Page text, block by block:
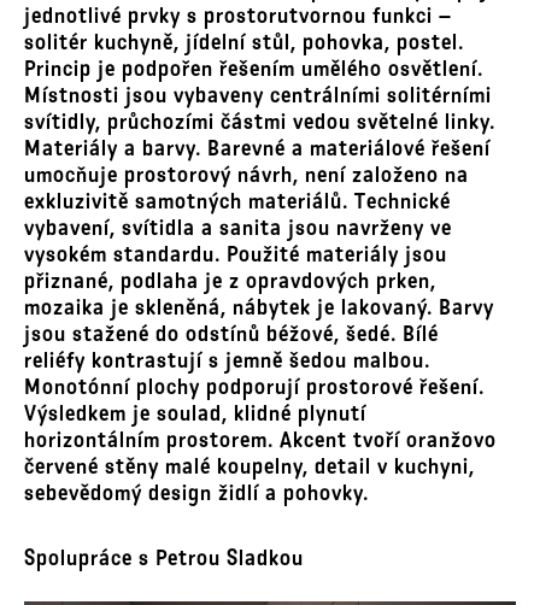
jednotlivé prvky s prostorutvornou funkci –
solitér kuchyně, jídelní stůl, pohovka, postel.
Princip je podpořen řešením umělého osvětlení.
Místnosti jsou vybaveny centrálními solitérními
svítidly, průchozími částmi vedou světelné linky.
Materiály a barvy. Barevné a materiálové řešení
umocňuje prostorový návrh, není založeno na
exkluzivitě samotných materiálů. Technické
vybavení, svítidla a sanita jsou navrženy ve
vysokém standardu. Použité materiály jsou
přiznané, podlaha je z opravdových prken,
mozaika je skleněná, nábytek je lakovaný. Barvy
jsou stažené do odstínů béžové, šedé. Bílé
reliéfy kontrastují s jemně šedou malbou.
Monotónní plochy podporují prostorové řešení.
Výsledkem je soulad, klidné plynutí
horizontálním prostorem. Akcent tvoří oranžovo
červené stěny malé koupelny, detail v kuchyni,
sebevědomý design židlí a pohovky.
Spolupráce s Petrou Sladkou